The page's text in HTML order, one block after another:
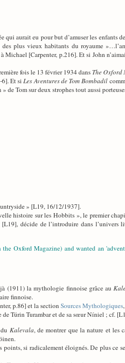
qui aurait eu pour but d’amuser les enfants
plus vieux habitants du royaume
[Carpenter, p.216]. Et si John
fois le 13 février 1934 dans The Oxford
6]. Et siLes Aventures de Tom Bombadil
Tom sur deux strophes tout aussi
» [L19, 16/12/1937].
histoire sur les Hobbits », le premier
décide de l’introduire dans l’univers
Oxford Magazine) and wanted an
(1911) la mythologie finnoise grâce au
finnoise.
p.86] et la sectionSources Mythologiques
Túrin Turambar et de sa sœur Níniel ; cf.
Kalevala, de montrer que la nature et les
si radicalement éloignés. De plus ce